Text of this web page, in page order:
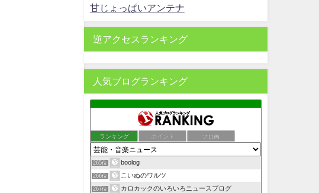
甘じょっぱいアンテナ
逆アクセスランキング
人気ブログランキング
ランキング ポイント ブロ画
265位 boolog
266位 こいぬのワルツ
267位 カロカックのいろいろニュースブログ